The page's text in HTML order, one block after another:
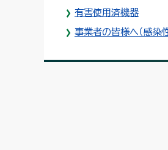
有害使用済機器
事業者の皆様へ（感染